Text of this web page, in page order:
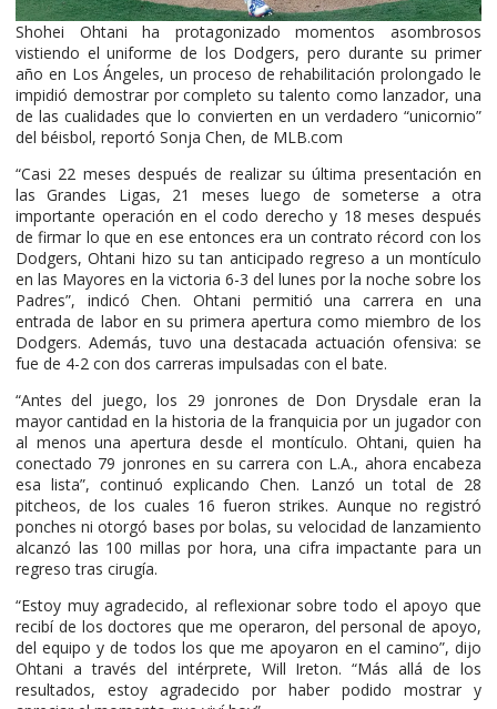
Shohei Ohtani ha protagonizado momentos asombrosos
vistiendo el uniforme de los Dodgers, pero durante su primer
año en Los Ángeles, un proceso de rehabilitación prolongado le
impidió demostrar por completo su talento como lanzador, una
de las cualidades que lo convierten en un verdadero “unicornio”
del béisbol, reportó Sonja Chen, de MLB.com
“Casi 22 meses después de realizar su última presentación en
las Grandes Ligas, 21 meses luego de someterse a otra
importante operación en el codo derecho y 18 meses después
de firmar lo que en ese entonces era un contrato récord con los
Dodgers, Ohtani hizo su tan anticipado regreso a un montículo
en las Mayores en la victoria 6-3 del lunes por la noche sobre los
Padres”, indicó Chen. Ohtani permitió una carrera en una
entrada de labor en su primera apertura como miembro de los
Dodgers. Además, tuvo una destacada actuación ofensiva: se
fue de 4-2 con dos carreras impulsadas con el bate.
“Antes del juego, los 29 jonrones de Don Drysdale eran la
mayor cantidad en la historia de la franquicia por un jugador con
al menos una apertura desde el montículo. Ohtani, quien ha
conectado 79 jonrones en su carrera con L.A., ahora encabeza
esa lista”, continuó explicando Chen. Lanzó un total de 28
pitcheos, de los cuales 16 fueron strikes. Aunque no registró
ponches ni otorgó bases por bolas, su velocidad de lanzamiento
alcanzó las 100 millas por hora, una cifra impactante para un
regreso tras cirugía.
“Estoy muy agradecido, al reflexionar sobre todo el apoyo que
recibí de los doctores que me operaron, del personal de apoyo,
del equipo y de todos los que me apoyaron en el camino”, dijo
Ohtani a través del intérprete, Will Ireton. “Más allá de los
resultados, estoy agradecido por haber podido mostrar y